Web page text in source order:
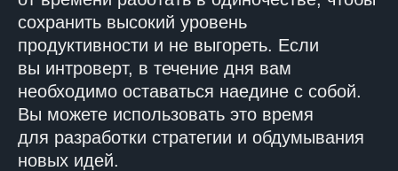
сохранить высокий уровень
продуктивности и не выгореть. Если
вы интроверт, в течение дня вам
необходимо оставаться наедине с собой.
Вы можете использовать это время
для разработки стратегии и обдумывания
новых идей.